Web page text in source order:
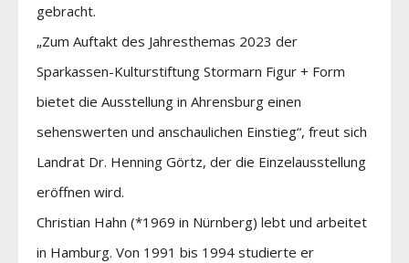
gebracht.
„Zum Auftakt des Jahresthemas 2023 der
Sparkassen-Kulturstiftung Stormarn Figur + Form
bietet die Ausstellung in Ahrensburg einen
sehenswerten und anschaulichen Einstieg“, freut sich
Landrat Dr. Henning Görtz, der die Einzelausstellung
eröffnen wird.
Christian Hahn (*1969 in Nürnberg) lebt und arbeitet
in Hamburg. Von 1991 bis 1994 studierte er